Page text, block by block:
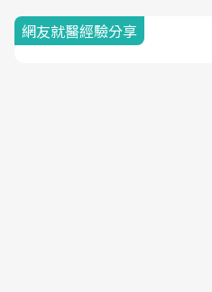
網友就醫經驗分享